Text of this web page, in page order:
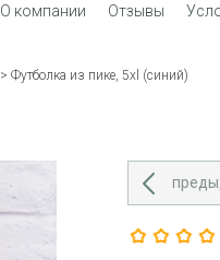
О компании Отзывы
> Футболка из пике, 5xl (синий)